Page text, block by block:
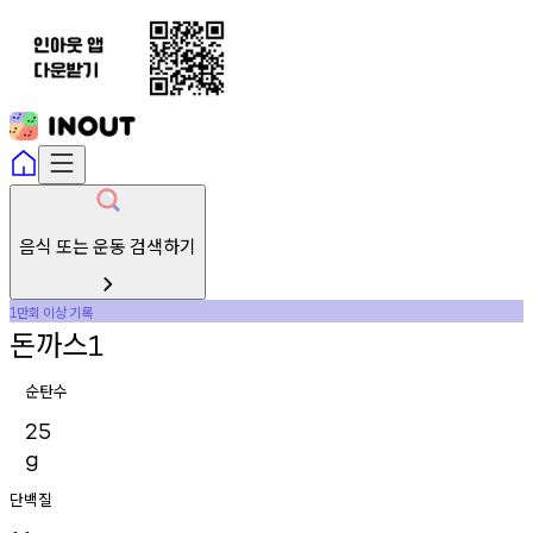
음식 또는 운동 검색하기
1만회 이상기록
돈까스1
순탄수
25
g
단백질